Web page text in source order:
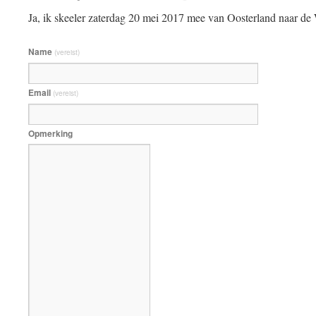
Ja, ik skeeler zaterdag 20 mei 2017 mee van Oosterland naar
Name (vereist)
Email (vereist)
Opmerking